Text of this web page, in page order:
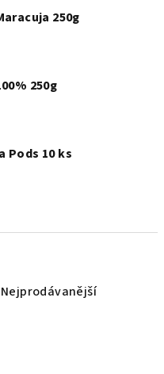
250g
250g
Pods 10 ks
Nejprodávanější